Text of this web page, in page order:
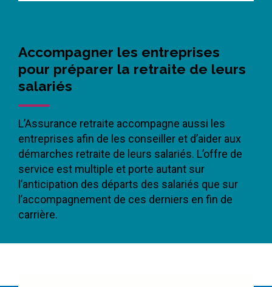
Accompagner les entreprises
pour préparer la retraite de leurs
salariés
L’Assurance retraite accompagne aussi les
entreprises afin de les conseiller et d’aider aux
démarches retraite de leurs salariés. L’offre de
service est multiple et porte autant sur
l’anticipation des départs des salariés que sur
l’accompagnement de ces derniers en fin de
carrière.